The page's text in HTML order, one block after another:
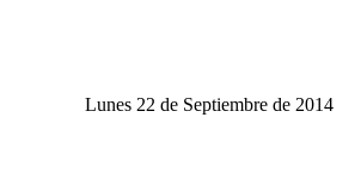
Lunes 22 de Septiembre de 2014